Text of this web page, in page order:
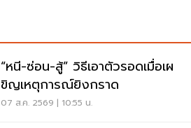
“หนี-ซ่อน-สู้” วิธีเอาตัวรอดเมื่อเผ
ขิญเหตุการณ์ยิงกราด
07 ส.ค. 2569 | 10:55 น.